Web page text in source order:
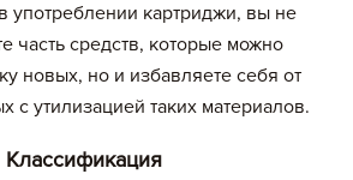
употреблении картриджи, вы не
часть средств, которые можно
новых, но и избавляете себя от
с утилизацией таких материалов.
Классификация